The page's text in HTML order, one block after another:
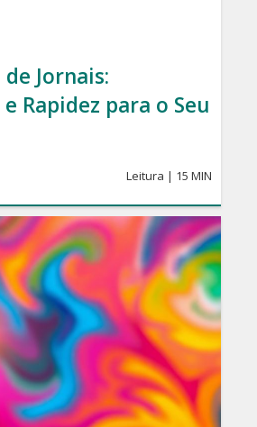
Jornais:
Rapidez para o Seu
Leitura | 15 MIN